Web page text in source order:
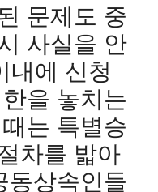
문제도 중
사실을 안
내에 신청
을 놓치는
는 특별승
차를 밟아
동상속인들